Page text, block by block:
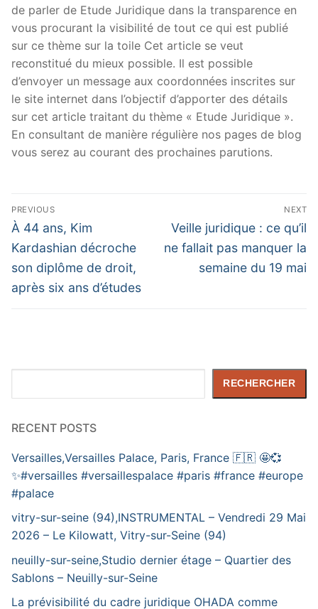
de parler de Etude Juridique dans la transparence en
vous procurant la visibilité de tout ce qui est publié
sur ce thème sur la toile Cet article se veut
reconstitué du mieux possible. Il est possible
d’envoyer un message aux coordonnées inscrites sur
le site internet dans l’objectif d’apporter des détails
sur cet article traitant du thème « Etude Juridique ».
En consultant de manière régulière nos pages de blog
vous serez au courant des prochaines parutions.
Navigation
de
l’article
PREVIOUS
Previous
post:
À 44 ans, Kim
Kardashian décroche
son diplôme de droit,
après six ans d’études
NEXT
Next
post:
Veille juridique : ce qu’il
ne fallait pas manquer la
semaine du 19 mai
RECHERCHER
RECENT POSTS
Versailles,Versailles Palace, Paris, France 🇫🇷 🤩💞
✨️#versailles #versaillespalace #paris #france #europe
#palace
vitry-sur-seine (94),INSTRUMENTAL – Vendredi 29 Mai
2026 – Le Kilowatt, Vitry-sur-Seine (94)
neuilly-sur-seine,Studio dernier étage – Quartier des
Sablons – Neuilly-sur-Seine
La prévisibilité du cadre juridique OHADA comme